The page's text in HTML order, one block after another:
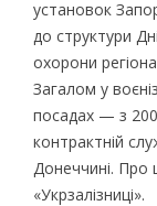
установок
до структури
охорони
Загалом у
посадах — з
контрактній
Донеччині. Про
«Укрзалізниці».